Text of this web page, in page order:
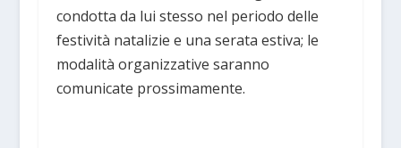
condotta da lui stesso nel periodo delle
festività natalizie e una serata estiva; le
modalità organizzative saranno
comunicate prossimamente.